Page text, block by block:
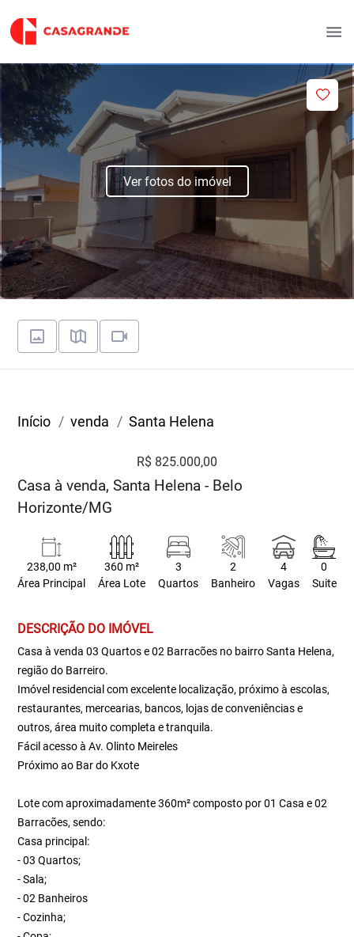
Ver fotos do imóvel
Início venda Santa Helena
R$ 825.000,00
Casa à venda, Santa Helena - Belo
Horizonte/MG
238,00 m²
Área Principal
360 m²
Área Lote
3
Quartos
2
Banheiro
4
Vagas
0
Suite
DESCRIÇÃO DO IMÓVEL
Casa à venda 03 Quartos e 02 Barracões no bairro Santa Helena,
região do Barreiro.
Imóvel residencial com excelente localização, próximo à escolas,
restaurantes, mercearias, bancos, lojas de conveniências e
outros, área muito completa e tranquila.
Fácil acesso à Av. Olinto Meireles
Próximo ao Bar do Kxote
Lote com aproximadamente 360m² composto por 01 Casa e 02
Barracões, sendo:
Casa principal:
- 03 Quartos;
- Sala;
- 02 Banheiros
- Cozinha;